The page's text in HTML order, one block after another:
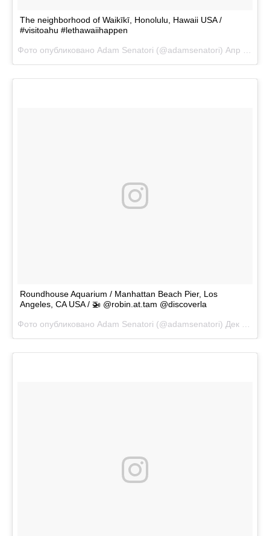
The neighborhood of Waikīkī, Honolulu, Hawaii USA /
#visitoahu #lethawaiihappen
Фото опубликовано Adam Senatori (@adamsenatori) Апр 19 2016 в 6:37 PDT
Roundhouse Aquarium / Manhattan Beach Pier, Los
Angeles, CA USA / 🚁 @robin.at.tam @discoverla
Фото опубликовано Adam Senatori (@adamsenatori) Дек 27 2015 в 7:30 PST